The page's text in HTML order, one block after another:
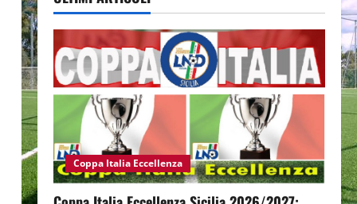
Coppa Italia Eccellenza